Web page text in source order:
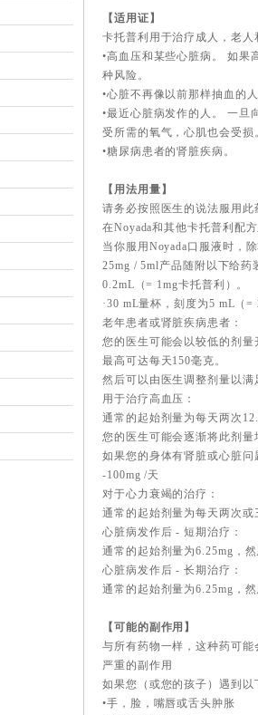
【适用证】
卡托普利用于治疗成人，老人
•高血压和某些心脏病。 如果
种风险。
•心脏不再像以前那样抽血的
•最近心脏病发作的人。 一旦
受所需的氧气，心肌也会受损
•糖尿病患者的肾脏疾病。
【用法用量】
请务必按照医生的说法服用此
在Noyada和其他卡托普利配方
当你服用Noyada口服液时，
25mg / 5ml产品随附以下给药
0.2mL（= 1mg卡托普利）。
·30 mL量杯，刻度为5 mL（
老年患者或肾脏疾病患者：
您的医生可能会以较低的剂
最高可达每天150毫克。
然后可以由医生调整剂量以满
用于治疗高血压：
通常的起始剂量为每天两次
您的医生可能会逐渐将此剂量
如果您的身体有肾脏或心脏
-100mg /天
对于心力衰竭的治疗：
通常的起始剂量为每天两次或
心脏病发作后 - 短期治疗：
通常的起始剂量为6.25mg，
心脏病发作后 - 长期治疗：
通常的起始剂量为6.25mg，
【可能的副作用】
与所有药物一样，这种药可能
严重的副作用
如果您（或您的孩子）遇到以
•手，脸，嘴唇或舌头肿胀